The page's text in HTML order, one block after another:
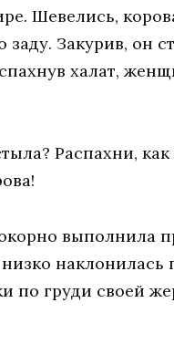
Шевелись,
Закурив, он
халат,
Распахни,
выполнила
по груди своей